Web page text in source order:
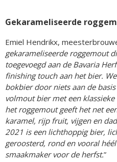
Gekarameliseerde
Emiel Hendrikx,
gekarameliseerde roggemout
toegevoegd aan de Bavaria
finishing touch aan het bier.
bokbier door niets aan de
volmout bier met een
het roggemout geeft het net
karamel, rijp fruit, vijgen en
2021 is een lichthoppig bier,
geroosterd, rond en vooral
smaakmaker voor de herfst.”